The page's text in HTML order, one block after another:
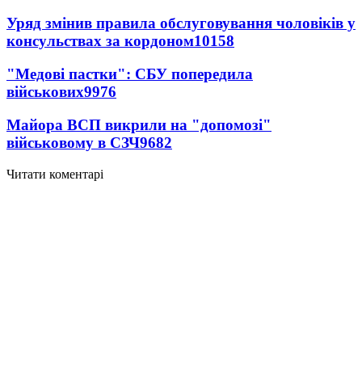
Уряд змінив правила обслуговування чоловіків у
консульствах за кордоном10158
"Медові пастки": СБУ попередила
військових9976
Майора ВСП викрили на "допомозі"
військовому в СЗЧ9682
Читати коментарі